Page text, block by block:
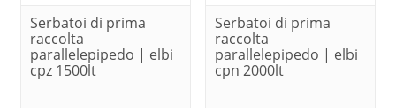
Serbatoi di prima
raccolta
parallelepipedo | elbi
cpz 1500lt
Serbatoi di prima
raccolta
parallelepipedo | elbi
cpn 2000lt